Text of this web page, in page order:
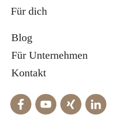
Für dich
Blog
Für Unternehmen
Kontakt